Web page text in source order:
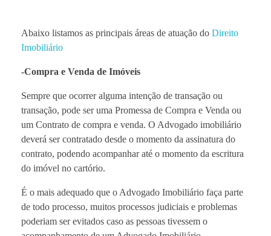
Abaixo listamos as principais áreas de atuação do Direito
Imobiliário
-Compra e Venda de Imóveis
Sempre que ocorrer alguma intenção de transação ou
transação, pode ser uma Promessa de Compra e Venda ou
um Contrato de compra e venda. O Advogado imobiliário
deverá ser contratado desde o momento da assinatura do
contrato, podendo acompanhar até o momento da escritura
do imóvel no cartório.
É o mais adequado que o Advogado Imobiliário faça parte
de todo processo, muitos processos judiciais e problemas
poderiam ser evitados caso as pessoas tivessem o